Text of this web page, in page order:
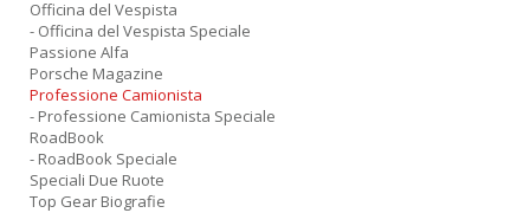
Officina del Vespista
- Officina del Vespista Speciale
Passione Alfa
Porsche Magazine
Professione Camionista
- Professione Camionista Speciale
RoadBook
- RoadBook Speciale
Speciali Due Ruote
Top Gear Biografie